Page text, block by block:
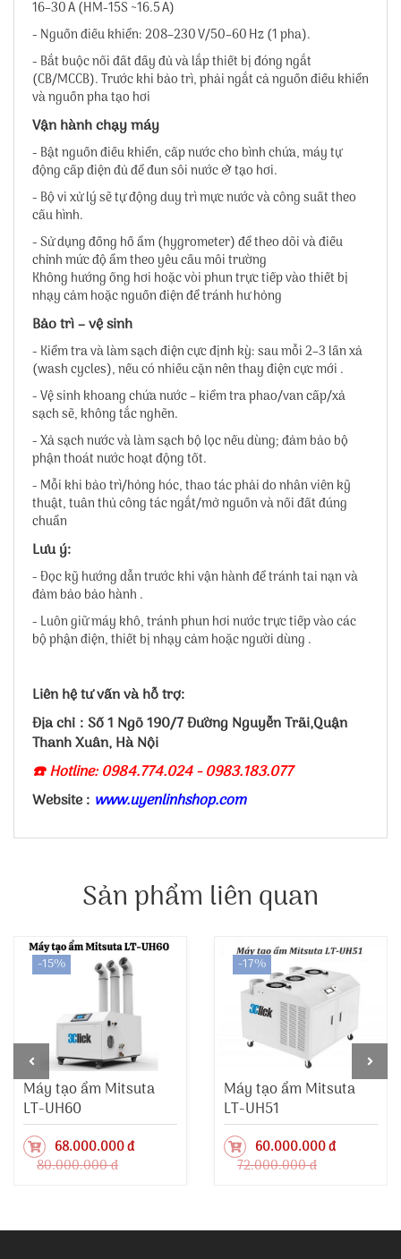
16–30 A (HM‑15S ~16.5 A)
- Nguồn điều khiển: 208–230 V/50–60 Hz (1 pha).
- Bắt buộc nối đất đầy đủ và lắp thiết bị đóng ngắt
(CB/MCCB). Trước khi bảo trì, phải ngắt cả nguồn điều khiển
và nguồn pha tạo hơi
Vận hành chạy máy
- Bật nguồn điều khiển, cấp nước cho bình chứa, máy tự
động cấp điện đủ để đun sôi nước & tạo hơi.
- Bộ vi xử lý sẽ tự động duy trì mực nước và công suất theo
cấu hình.
- Sử dụng đồng hồ ẩm (hygrometer) để theo dõi và điều
chỉnh mức độ ẩm theo yêu cầu môi trường
Không hướng ống hơi hoặc vòi phun trực tiếp vào thiết bị
nhạy cảm hoặc nguồn điện để tránh hư hỏng
Bảo trì – vệ sinh
- Kiểm tra và làm sạch điện cực định kỳ: sau mỗi 2–3 lần xả
(wash cycles), nếu có nhiều cặn nên thay điện cực mới .
- Vệ sinh khoang chứa nước – kiểm tra phao/van cấp/xả
sạch sẽ, không tắc nghẽn.
- Xả sạch nước và làm sạch bộ lọc nếu dùng; đảm bảo bộ
phận thoát nước hoạt động tốt.
- Mỗi khi bảo trì/hỏng hóc, thao tác phải do nhân viên kỹ
thuật, tuân thủ công tác ngắt/mở nguồn và nối đất đúng
chuẩn
Lưu ý:
- Đọc kỹ hướng dẫn trước khi vận hành để tránh tai nạn và
đảm bảo bảo hành .
- Luôn giữ máy khô, tránh phun hơi nước trực tiếp vào các
bộ phận điện, thiết bị nhạy cảm hoặc người dùng .
Liên hệ tư vấn và hỗ trợ:
Địa chỉ : Số 1 Ngõ 190/7 Đường Nguyễn Trãi,Quận
Thanh Xuân, Hà Nội
☎️ Hotline: 0984.774.024 - 0983.183.077
Website : www.uyenlinhshop.com
Sản phẩm liên quan
-15%
Máy tạo ẩm Mitsuta
LT-UH60
68.000.000 đ
80.000.000 đ
-17%
Máy tạo ẩm Mitsuta
LT-UH51
60.000.000 đ
72.000.000 đ